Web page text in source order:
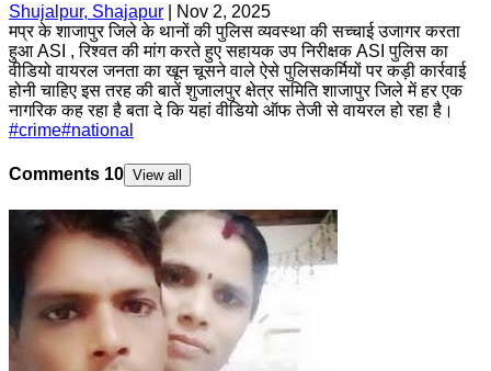
Shujalpur, Shajapur
Nov 2, 2025
मप्र के शाजापुर जिले के थानों की पुलिस व्यवस्था की सच्चाई उजागर करता
हुआ ASI , रिश्वत की मांग करते हुए सहायक उप निरीक्षक ASI पुलिस का
वीडियो वायरल जनता का खून चूसने वाले ऐसे पुलिसकर्मियों पर कड़ी कार्रवाई
होनी चाहिए इस तरह की बातें शुजालपुर क्षेत्र समिति शाजापुर जिले में हर एक
नागरिक कह रहा है बता दे कि यहां वीडियो ऑफ तेजी से वायरल हो रहा है।
#crime#national
Comments 10 View all